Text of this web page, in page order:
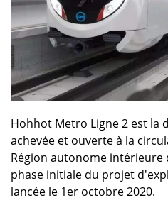
Hohhot Metro Ligne 2 est la
achevée et ouverte à la
Région autonome intérieure
phase initiale du projet
lancée le 1er octobre 2020.